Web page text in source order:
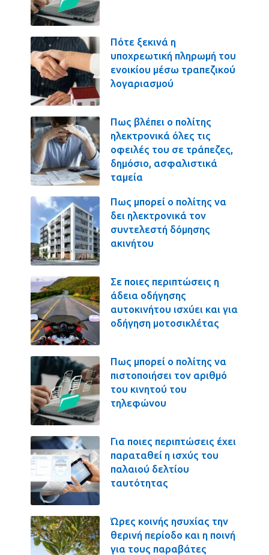
Πότε ξεκινά η
υποχρεωτική πληρωμή του
ενοικίου μέσω τραπεζικού
λογαριασμού
Πως βλέπει ο πολίτης
ηλεκτρονικά όλες τις
οφειλές του σε τράπεζες,
δημόσιο, ασφαλιστικά
ταμεία
Πως μπορεί ο πολίτης να
δει ηλεκτρονικά τον
συντελεστή δόμησης
ακινήτου
Σε ποιες περιπτώσεις η
άδεια οδήγησης
αυτοκινήτου ισχύει και για
οδήγηση μοτοσικλέτας
Πως μπορεί ο πολίτης να
πιστοποιήσει τον αριθμό
του κινητού του
τηλεφώνου
Για ποιες περιπτώσεις έχει
παραταθεί η ισχύς του
παλαιού δελτίου
ταυτότητας
Ώρες κοινής ησυχίας την
θερινή περίοδο και η ποινή
για τους παραβάτες